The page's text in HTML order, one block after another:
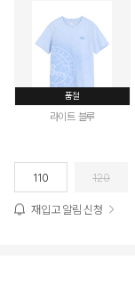
품절
라이트 블루
110 120
재입고 알림 신청